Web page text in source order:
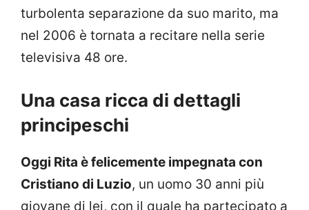
turbolenta separazione da suo marito, ma
nel 2006 è tornata a recitare nella serie
televisiva 48 ore.
Una casa ricca di dettagli
principeschi
Oggi Rita è felicemente impegnata con
Cristiano di Luzio, un uomo 30 anni più
giovane di lei, con il quale ha partecipato a